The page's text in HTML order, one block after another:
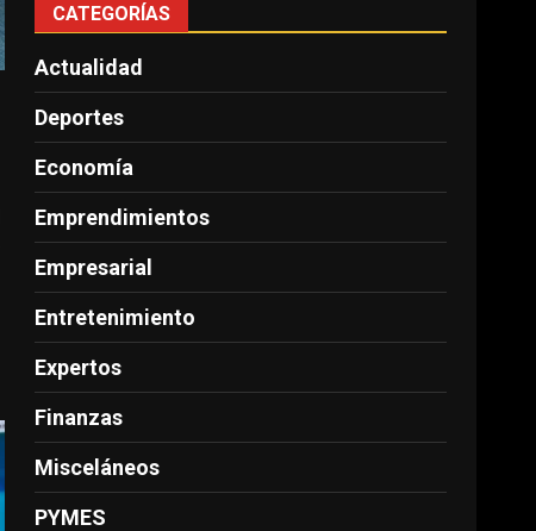
CATEGORÍAS
Actualidad
Deportes
Economía
Emprendimientos
Empresarial
Entretenimiento
Expertos
Finanzas
Misceláneos
PYMES